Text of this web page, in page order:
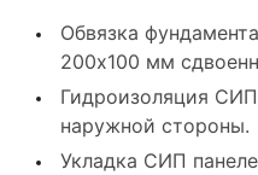
Обвязка
200x100 мм
Гидроизоляция
наружной стороны.
Укладка СИП